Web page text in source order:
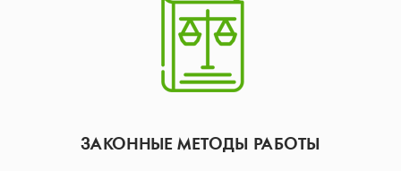
ЗАКОННЫЕ МЕТОДЫ РАБОТЫ